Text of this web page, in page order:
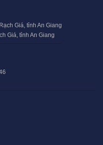
Giá, tỉnh An Giang
Giá, tỉnh An Giang